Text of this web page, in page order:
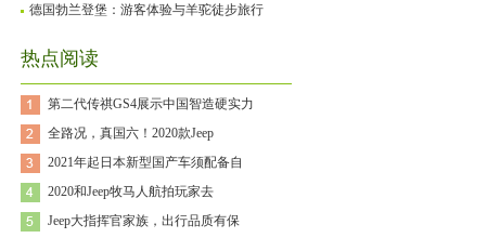
德国勃兰登堡：游客体验与羊驼徒步旅行
热点阅读
第二代传祺GS4展示中国智造硬实力
全路况，真国六！2020款Jeep
2021年起日本新型国产车须配备自
2020和Jeep牧马人航拍玩家去
Jeep大指挥官家族，出行品质有保